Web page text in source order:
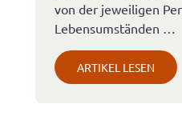
von der jeweiligen
Lebensumständen …
ARTIKEL LESEN